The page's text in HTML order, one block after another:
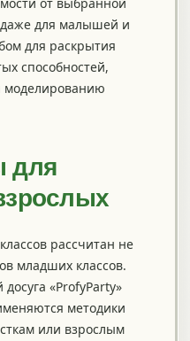
для малышей и
для раскрытия
способностей,
моделированию
для
рассчитан не
младших классов.
«ProfyParty»
методики
или взрослым